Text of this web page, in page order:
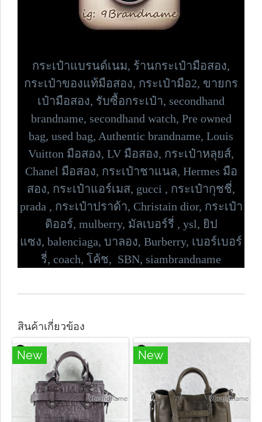
กระเป๋าแบรนด์เนม, ร้านกระเป๋ามือสอง,
กระเป๋าของแท้มือสอง, กระเป๋ามือ2, ขายกร
เป๋ามือสอง, รับซื้อกระเป๋า, secondhand
brandname, secondhand watch, Pre owned
bag, used bag, Authentic brandname, Louis
Vuitton มือสอง, LV มือสอง, กระเป๋าหลุยส์,
Chanel มือสอง, กระเป๋าชาแนล, Hermes มือ
สอง, กระเป๋าแอร์เมส, gucci , กระเป๋ากุชชี่,
prada , กระเป๋าปราด้า, Christain dior, กระเป๋า
ดิออร์, mulberry, มัลเบอร์รี่ , ysl, ยิป
แซง, balenciaga, บาลอง, Burberry, เบอร์เบอร์
รี่, coach, โค้ช, SBN, siambrandname
สินค้าเกี่ยวข้อง
New New